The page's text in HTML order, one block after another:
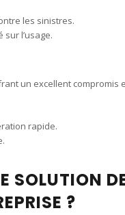
les sinistres.
l’usage.
un excellent compromis
rapide.
SOLUTION
?